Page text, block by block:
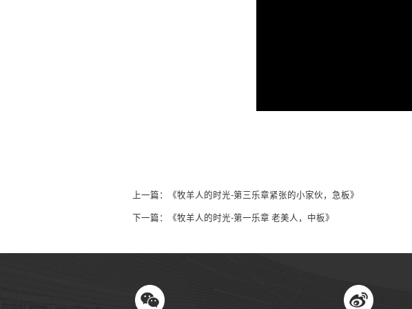
上一篇：《牧羊人的时光-第三乐章紧张的小家伙，急板》
下一篇：《牧羊人的时光-第一乐章 老美人，中板》